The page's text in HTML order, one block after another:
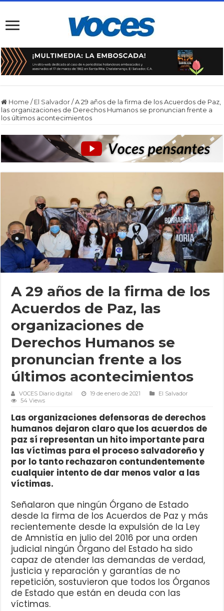
Home / El Salvador /A 29 años de la firma de los Acuerdos de Paz,
las organizaciones de Derechos Humanos se pronuncian frente a
los últimos acontecimientos
A 29 años de la firma de los
Acuerdos de Paz, las
organizaciones de
Derechos Humanos se
pronuncian frente a los
últimos acontecimientos
VOCES Diario digital 19 de enero de 2021
El Salvador
54 Views
Las organizaciones defensoras de derechos
humanos dejaron claro que los acuerdos de
paz sí representan un hito importante para
las víctimas para el proceso salvadoreño y
por lo tanto rechazaron contundentemente
cualquier intento de dar menos valor a las
víctimas.
Señalaron que ningún Órgano de Estado
desde la firma de los Acuerdos de Paz y más
recientemente desde la expulsión de la Ley
de Amnistía en julio del 2016 por una orden
judicial ningún Órgano del Estado ha sido
capaz de atender las demandas de verdad,
justicia y reparación y garantías de no
repetición, sostuvieron que todos los Órganos
de Estado que están en deuda con las
víctimas.